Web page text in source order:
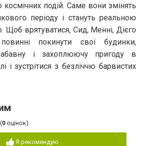
космічних подій. Саме вони змінять
періоду і стануть реальною
Щоб врятуватися, Сид, Менні, Дієго
покинути свої будинки,
і захоплюючу пригоду в
і зустрітися з безліччю барвистих
(0 оцінок)
Я рекомендую